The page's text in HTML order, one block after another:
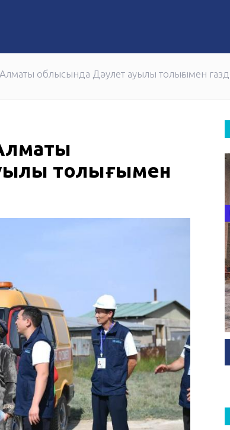
дела
Алматы облысында Дәулет ауылы толығымен
толығымен